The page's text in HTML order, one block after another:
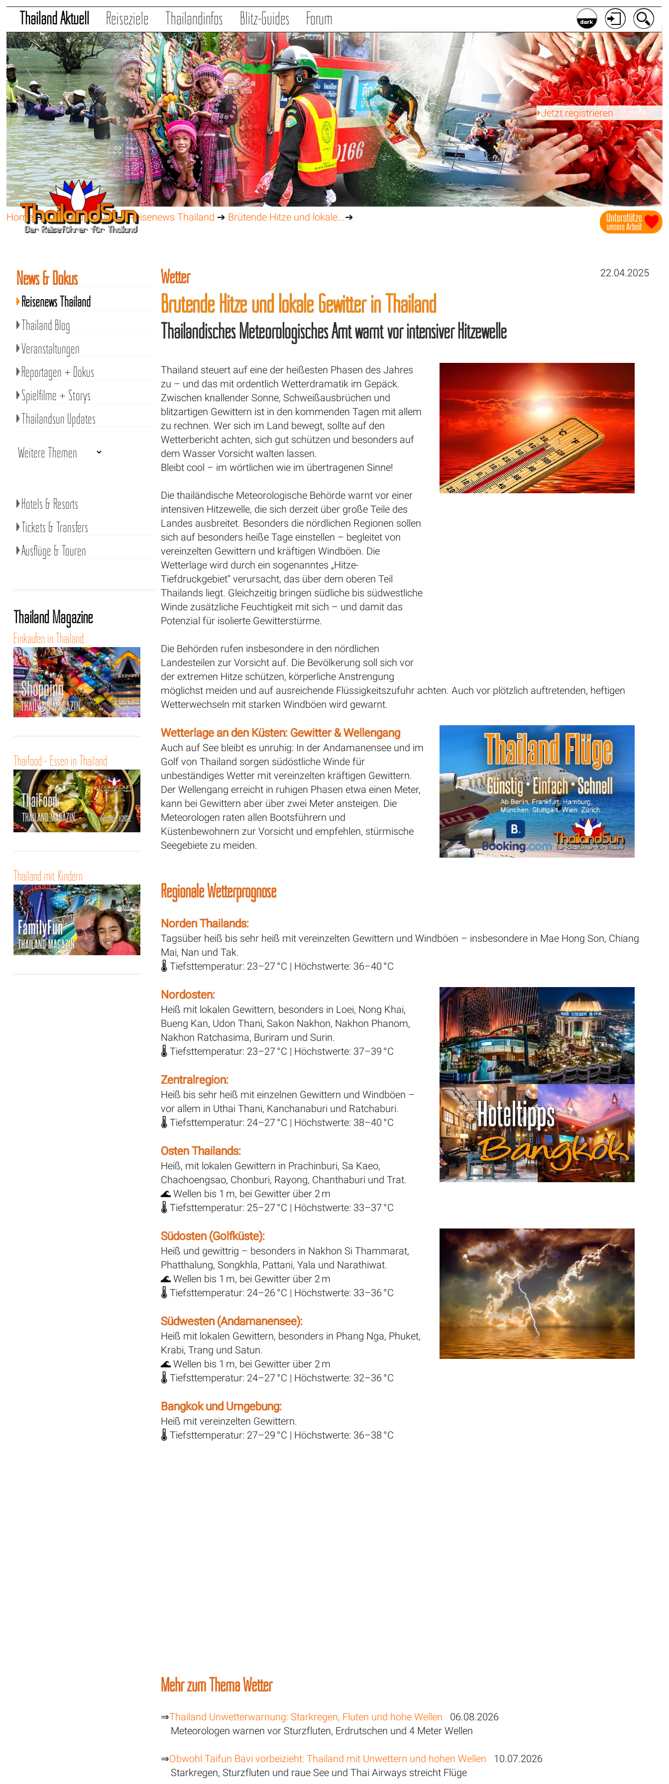
Thailand Aktuell Reiseziele Thailandinfos Blitz-Guides Forum
Jetzt registrieren
Home➔Thailand Aktuell➔Reisenews Thailand ➔ Brütende Hitze und lokale...➔
22.04.2025
Wetter
Brütende Hitze und lokale Gewitter in Thailand
Thailändisches Meteorologisches Amt warnt vor intensiver Hitzewelle
Thailand steuert auf eine der heißesten Phasen des Jahres
zu – und das mit ordentlich Wetterdramatik im Gepäck.
Zwischen knallender Sonne, Schweißausbrüchen und
blitzartigen Gewittern ist in den kommenden Tagen mit allem
zu rechnen. Wer sich im Land bewegt, sollte auf den
Wetterbericht achten, sich gut schützen und besonders auf
dem Wasser Vorsicht walten lassen.
Bleibt cool – im wörtlichen wie im übertragenen Sinne!
Die thailändische Meteorologische Behörde warnt vor einer
intensiven Hitzewelle, die sich derzeit über große Teile des
Landes ausbreitet. Besonders die nördlichen Regionen sollen
sich auf besonders heiße Tage einstellen – begleitet von
vereinzelten Gewittern und kräftigen Windböen. Die
Wetterlage wird durch ein sogenanntes „Hitze-
Tiefdruckgebiet“ verursacht, das über dem oberen Teil
Thailands liegt. Gleichzeitig bringen südliche bis südwestliche
Winde zusätzliche Feuchtigkeit mit sich – und damit das
Potenzial für isolierte Gewitterstürme.
Die Behörden rufen insbesondere in den nördlichen
Landesteilen zur Vorsicht auf. Die Bevölkerung soll sich vor
der extremen Hitze schützen, körperliche Anstrengung
möglichst meiden und auf ausreichende Flüssigkeitszufuhr achten. Auch vor plötzlich auftretenden, heftigen
Wetterwechseln mit starken Windböen wird gewarnt.
Wetterlage an den Küsten: Gewitter & Wellengang
Auch auf See bleibt es unruhig: In der Andamanensee und im
Golf von Thailand sorgen südöstliche Winde für
unbeständiges Wetter mit vereinzelten kräftigen Gewittern.
Der Wellengang erreicht in ruhigen Phasen etwa einen Meter,
kann bei Gewittern aber über zwei Meter ansteigen. Die
Meteorologen raten allen Bootsführern und
Küstenbewohnern zur Vorsicht und empfehlen, stürmische
Seegebiete zu meiden.
Regionale Wetterprognose
Norden Thailands:
Tagsüber heiß bis sehr heiß mit vereinzelten Gewittern und Windböen – insbesondere in Mae Hong Son, Chiang
Mai, Nan und Tak.
🌡️ Tiefsttemperatur: 23–27 °C | Höchstwerte: 36–40 °C
Nordosten:
Heiß mit lokalen Gewittern, besonders in Loei, Nong Khai,
Bueng Kan, Udon Thani, Sakon Nakhon, Nakhon Phanom,
Nakhon Ratchasima, Buriram und Surin.
🌡️ Tiefsttemperatur: 23–27 °C | Höchstwerte: 37–39 °C
Zentralregion:
Heiß bis sehr heiß mit einzelnen Gewittern und Windböen –
vor allem in Uthai Thani, Kanchanaburi und Ratchaburi.
🌡️ Tiefsttemperatur: 24–27 °C | Höchstwerte: 38–40 °C
Osten Thailands:
Heiß, mit lokalen Gewittern in Prachinburi, Sa Kaeo,
Chachoengsao, Chonburi, Rayong, Chanthaburi und Trat.
🌊 Wellen bis 1 m, bei Gewitter über 2 m
🌡️ Tiefsttemperatur: 25–27 °C | Höchstwerte: 33–37 °C
Südosten (Golfküste):
Heiß und gewittrig – besonders in Nakhon Si Thammarat,
Phatthalung, Songkhla, Pattani, Yala und Narathiwat.
🌊 Wellen bis 1 m, bei Gewitter über 2 m
🌡️ Tiefsttemperatur: 24–26 °C | Höchstwerte: 33–36 °C
Südwesten (Andamanensee):
Heiß mit lokalen Gewittern, besonders in Phang Nga, Phuket,
Krabi, Trang und Satun.
🌊 Wellen bis 1 m, bei Gewitter über 2 m
🌡️ Tiefsttemperatur: 24–27 °C | Höchstwerte: 32–36 °C
Bangkok und Umgebung:
Heiß mit vereinzelten Gewittern.
🌡️ Tiefsttemperatur: 27–29 °C | Höchstwerte: 36–38 °C
Mehr zum Thema Wetter
⇒Thailand Unwetterwarnung: Starkregen, Fluten und hohe Wellen 06.08.2026
Meteorologen warnen vor Sturzfluten, Erdrutschen und 4 Meter Wellen
⇒Obwohl Taifun Bavi vorbeizieht: Thailand mit Unwettern und hohen Wellen 10.07.2026
Starkregen, Sturzfluten und raue See und Thai Airways streicht Flüge
News & Dokus
Reisenews Thailand
Thailand Blog
Veranstaltungen
Reportagen + Dokus
Spielfilme + Storys
Thailandsun Updates
Hotels & Resorts
Tickets & Transfers
Ausflüge & Touren
Thailand Magazine
Einkaufen in Thailand
Thaifood - Essen in Thailand
Thailand mit Kindern